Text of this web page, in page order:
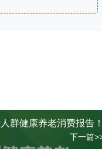
群健康养老消费报告
下一篇